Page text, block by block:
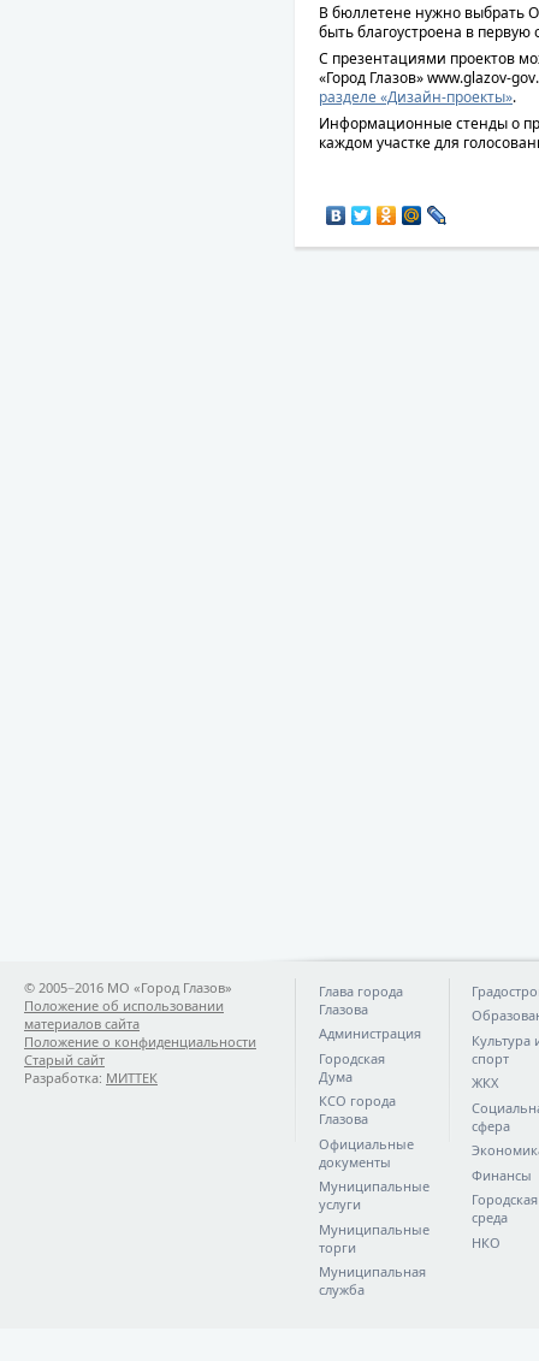
В бюллетене нужно выбрать
быть благоустроена в первую
С презентациями проектов
«Город Глазов» www.glazov-
разделе «Дизайн-проекты».
Информационные стенды о
каждом участке для
© 2005−2016 МО «Город Глазов»
Положение об использовании
материалов сайта
Положение о конфиденциальности
Старый сайт
Разработка: МИТТЕК
Глава города
Глазова
Администрация
Городская
Дума
КСО города
Глазова
Официальные
документы
Муниципальные
услуги
Муниципальные
торги
Муниципальная
служба
Культура
спорт
ЖКХ
сфера
Финансы
Городская
среда
НКО